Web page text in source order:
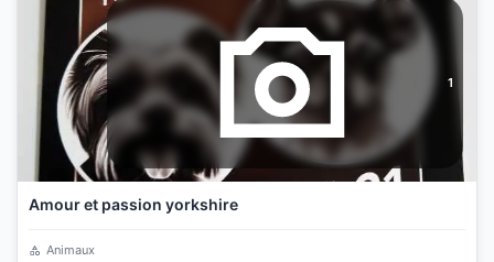
1
Amour et passion yorkshire
Animaux